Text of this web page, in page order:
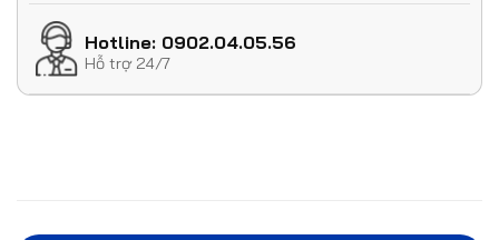
Hotline: 0902.04.05.56
Hỗ trợ 24/7